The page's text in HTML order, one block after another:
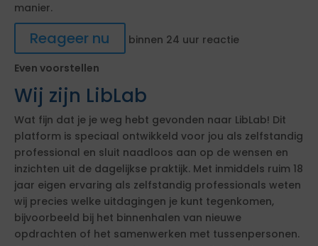
manier.
Reageer nu
binnen 24 uur reactie
Even voorstellen
Wij zijn LibLab
Wat fijn dat je je weg hebt gevonden naar LibLab! Dit
platform is speciaal ontwikkeld voor jou als zelfstandig
professional en sluit naadloos aan op de wensen en
inzichten uit de dagelijkse praktijk. Met inmiddels ruim 18
jaar eigen ervaring als zelfstandig professionals weten
wij precies welke uitdagingen je kunt tegenkomen,
bijvoorbeeld bij het binnenhalen van nieuwe
opdrachten of het samenwerken met tussenpersonen.